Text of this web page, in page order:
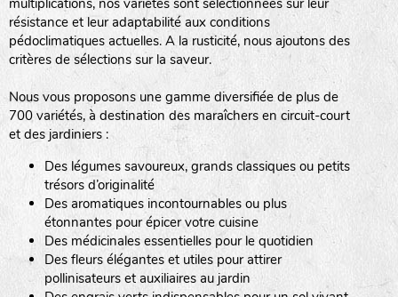
multiplications, nos variétés sont sélectionnées sur leur
résistance et leur adaptabilité aux conditions
pédoclimatiques actuelles. A la rusticité, nous ajoutons des
critères de sélections sur la saveur.
Nous vous proposons une gamme diversifiée de plus de
700 variétés, à destination des maraîchers en circuit-court
et des jardiniers :
Des légumes savoureux, grands classiques ou petits
trésors d’originalité
Des aromatiques incontournables ou plus
étonnantes pour épicer votre cuisine
Des médicinales essentielles pour le quotidien
Des fleurs élégantes et utiles pour attirer
pollinisateurs et auxiliaires au jardin
zone sauvage
tas de compost
fleurs
animaux domestiques